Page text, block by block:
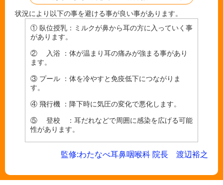
状況により以下の事を避ける事が良い事があります。
① 臥位授乳：ミルクが鼻から耳の方に入っていく事
があります。
② 入浴 ：体が温まり耳の痛みが強まる事があり
ます。
③ プール ：体を冷やすと免疫低下につながりま
す。
④ 飛行機 ：降下時に気圧の変化で悪化します。
⑤ 登校 ：耳だれなどで周囲に感染を広げる可能
性があります。
監修:わたなべ耳鼻咽喉科 院長 渡辺裕之